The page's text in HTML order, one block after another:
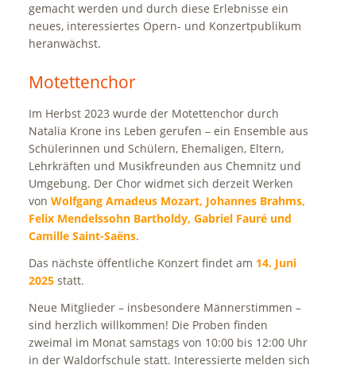
gemacht werden und durch diese Erlebnisse ein
neues, interessiertes Opern- und Konzertpublikum
heranwächst.
Motettenchor
Im Herbst 2023 wurde der Motettenchor durch
Natalia Krone ins Leben gerufen – ein Ensemble aus
Schülerinnen und Schülern, Ehemaligen, Eltern,
Lehrkräften und Musikfreunden aus Chemnitz und
Umgebung. Der Chor widmet sich derzeit Werken
von Wolfgang Amadeus Mozart, Johannes Brahms,
Felix Mendelssohn Bartholdy, Gabriel Fauré und
Camille Saint-Saëns.
Das nächste öffentliche Konzert findet am 14. Juni
2025statt.
Neue Mitglieder – insbesondere Männerstimmen –
sind herzlich willkommen! Die Proben finden
zweimal im Monat samstags von 10:00 bis 12:00 Uhr
in der Waldorfschule statt. Interessierte melden sich